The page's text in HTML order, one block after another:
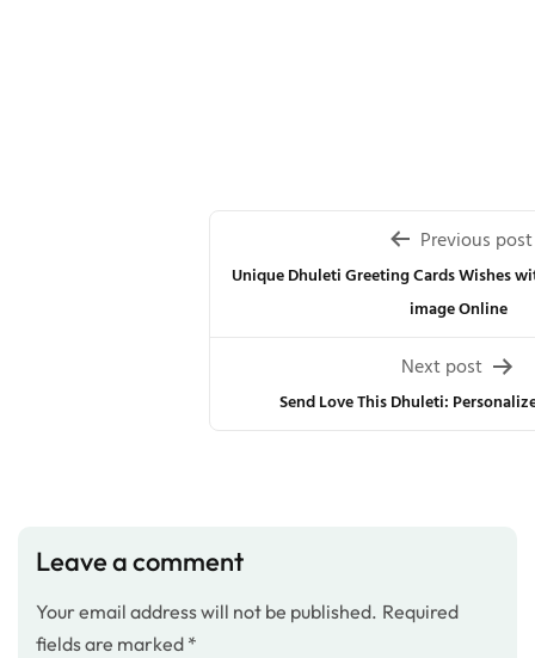
navigation
Previous post
Unique Dhuleti Greeting Cards Wishes
image Online
Next post
Send Love This Dhuleti:
Leave a comment
Your email address will not be published. Required
fields are marked *